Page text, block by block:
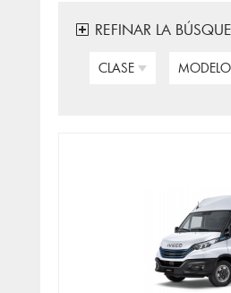
REFINAR LA
CLASE